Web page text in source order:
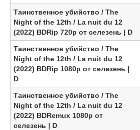
Таинственное убийство / The
Night of the 12th / La nuit du 12
(2022) BDRip 720p от селезень | D
Таинственное убийство / The
Night of the 12th / La nuit du 12
(2022) BDRip 1080p от селезень |
D
Таинственное убийство / The
Night of the 12th / La nuit du 12
(2022) BDRemux 1080p от
селезень | D